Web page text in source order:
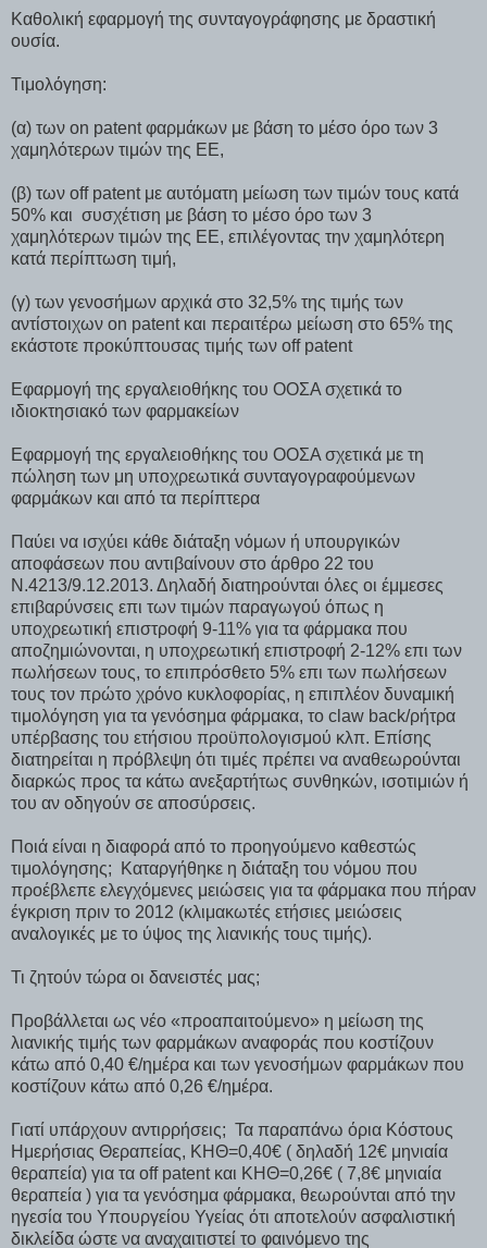
Καθολική εφαρμογή της συνταγογράφησης με δραστική
ουσία.
Τιμολόγηση:
(α) των on patent φαρμάκων με βάση το μέσο όρο των 3
χαμηλότερων τιμών της ΕΕ,
(β) των off patent με αυτόματη μείωση των τιμών τους κατά
50% και συσχέτιση με βάση το μέσο όρο των 3
χαμηλότερων τιμών της ΕΕ, επιλέγοντας την χαμηλότερη
κατά περίπτωση τιμή,
(γ) των γενοσήμων αρχικά στο 32,5% της τιμής των
αντίστοιχων on patent και περαιτέρω μείωση στο 65% της
εκάστοτε προκύπτουσας τιμής των off patent
Εφαρμογή της εργαλειοθήκης του ΟΟΣΑ σχετικά το
ιδιοκτησιακό των φαρμακείων
Εφαρμογή της εργαλειοθήκης του ΟΟΣΑ σχετικά με τη
πώληση των μη υποχρεωτικά συνταγογραφούμενων
φαρμάκων και από τα περίπτερα
Παύει να ισχύει κάθε διάταξη νόμων ή υπουργικών
αποφάσεων που αντιβαίνουν στο άρθρο 22 του
Ν.4213/9.12.2013. Δηλαδή διατηρούνται όλες οι έμμεσες
επιβαρύνσεις επι των τιμών παραγωγού όπως η
υποχρεωτική επιστροφή 9-11% για τα φάρμακα που
αποζημιώνονται, η υποχρεωτική επιστροφή 2-12% επι των
πωλήσεων τους, το επιπρόσθετο 5% επι των πωλήσεων
τους τον πρώτο χρόνο κυκλοφορίας, η επιπλέον δυναμική
τιμολόγηση για τα γενόσημα φάρμακα, το claw back/ρήτρα
υπέρβασης του ετήσιου προϋπολογισμού κλπ. Επίσης
διατηρείται η πρόβλεψη ότι τιμές πρέπει να αναθεωρούνται
διαρκώς προς τα κάτω ανεξαρτήτως συνθηκών, ισοτιμιών ή
του αν οδηγούν σε αποσύρσεις.
Ποιά είναι η διαφορά από το προηγούμενο καθεστώς
τιμολόγησης; Καταργήθηκε η διάταξη του νόμου που
προέβλεπε ελεγχόμενες μειώσεις για τα φάρμακα που πήραν
έγκριση πριν το 2012 (κλιμακωτές ετήσιες μειώσεις
αναλογικές με το ύψος της λιανικής τους τιμής).
Τι ζητούν τώρα οι δανειστές μας;
Προβάλλεται ως νέο «προαπαιτούμενο» η μείωση της
λιανικής τιμής των φαρμάκων αναφοράς που κοστίζουν
κάτω από 0,40 €/ημέρα και των γενοσήμων φαρμάκων που
κοστίζουν κάτω από 0,26 €/ημέρα.
Γιατί υπάρχουν αντιρρήσεις; Τα παραπάνω όρια Κόστους
Ημερήσιας Θεραπείας, ΚΗΘ=0,40€ ( δηλαδή 12€ μηνιαία
θεραπεία) για τα off patent και ΚΗΘ=0,26€ ( 7,8€ μηνιαία
θεραπεία ) για τα γενόσημα φάρμακα, θεωρούνται από την
ηγεσία του Υπουργείου Υγείας ότι αποτελούν ασφαλιστική
δικλείδα ώστε να αναχαιτιστεί το φαινόμενο της